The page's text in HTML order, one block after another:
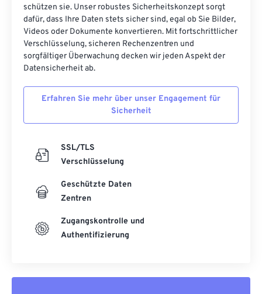
schützen sie. Unser robustes Sicherheitskonzept sorgt
dafür, dass Ihre Daten stets sicher sind, egal ob Sie Bilder,
Videos oder Dokumente konvertieren. Mit fortschrittlicher
Verschlüsselung, sicheren Rechenzentren und
sorgfältiger Überwachung decken wir jeden Aspekt der
Datensicherheit ab.
Erfahren Sie mehr über unser Engagement für
Sicherheit
SSL/TLS
Verschlüsselung
Geschützte Daten
Zentren
Zugangskontrolle und
Authentifizierung